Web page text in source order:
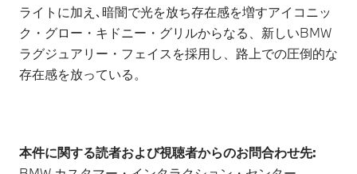
ライトに加え､暗闇で光を放ち存在感を増すアイコニッ
ク・グロー・キドニー・グリルからなる、新しいBMW
ラグジュアリー・フェイスを採用し、路上での圧倒的な
存在感を放っている。
本件に関する読者および視聴者からのお問合わせ先: